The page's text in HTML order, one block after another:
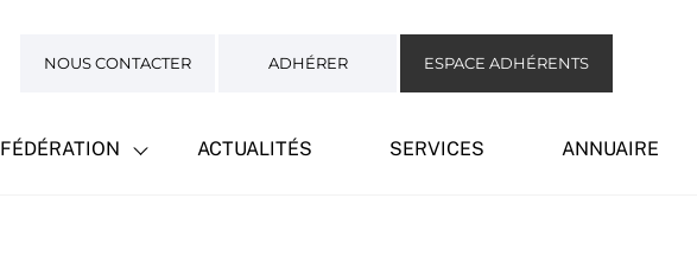
NOUS CONTACTER ADHÉRER ESPACE ADHÉRENTS
FÉDÉRATION ACTUALITÉS SERVICES ANNUAIRE